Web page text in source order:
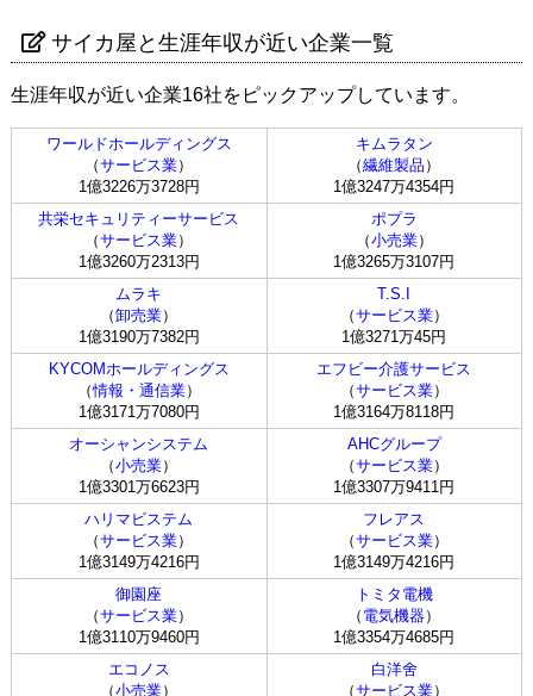
サイカ屋と生涯年収が近い企業一覧
生涯年収が近い企業16社をピックアップしています。
ワールドホールディングス
（サービス業）
1億3226万3728円
キムラタン
（繊維製品 ）
1億3247万4354円
共栄セキュリティーサービス
（サービス業）
1億3260万2313円
ポプラ
（小売業）
1億3265万3107円
ムラキ
（卸売業）
1億3190万7382円
T.S.I
（サービス業）
1億3271万45円
KYCOMホールディングス
（情報・通信業）
1億3171万7080円
エフビー介護サービス
（サービス業）
1億3164万8118円
オーシャンシステム
（小売業）
1億3301万6623円
AHCグループ
（サービス業）
1億3307万9411円
ハリマビステム
（サービス業）
1億3149万4216円
フレアス
（サービス業）
1億3149万4216円
御園座
（サービス業）
1億3110万9460円
トミタ電機
（ 電気機器）
1億3354万4685円
エコノス
（小売業）
白洋舍
（サービス業）